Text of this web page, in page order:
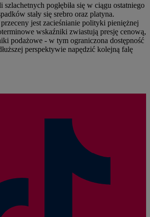
szlachetnych pogłębiła się w ciągu ostatniego
stały się srebro oraz platyna.
jest zacieśnianie polityki pieniężnej
wskaźniki zwiastują presję cenową,
podażowe - w tym ograniczona dostępność
perspektywie napędzić kolejną falę